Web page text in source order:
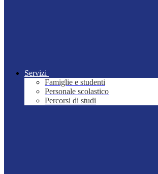
Servizi
Famiglie e studenti
Personale scolastico
Percorsi di studi